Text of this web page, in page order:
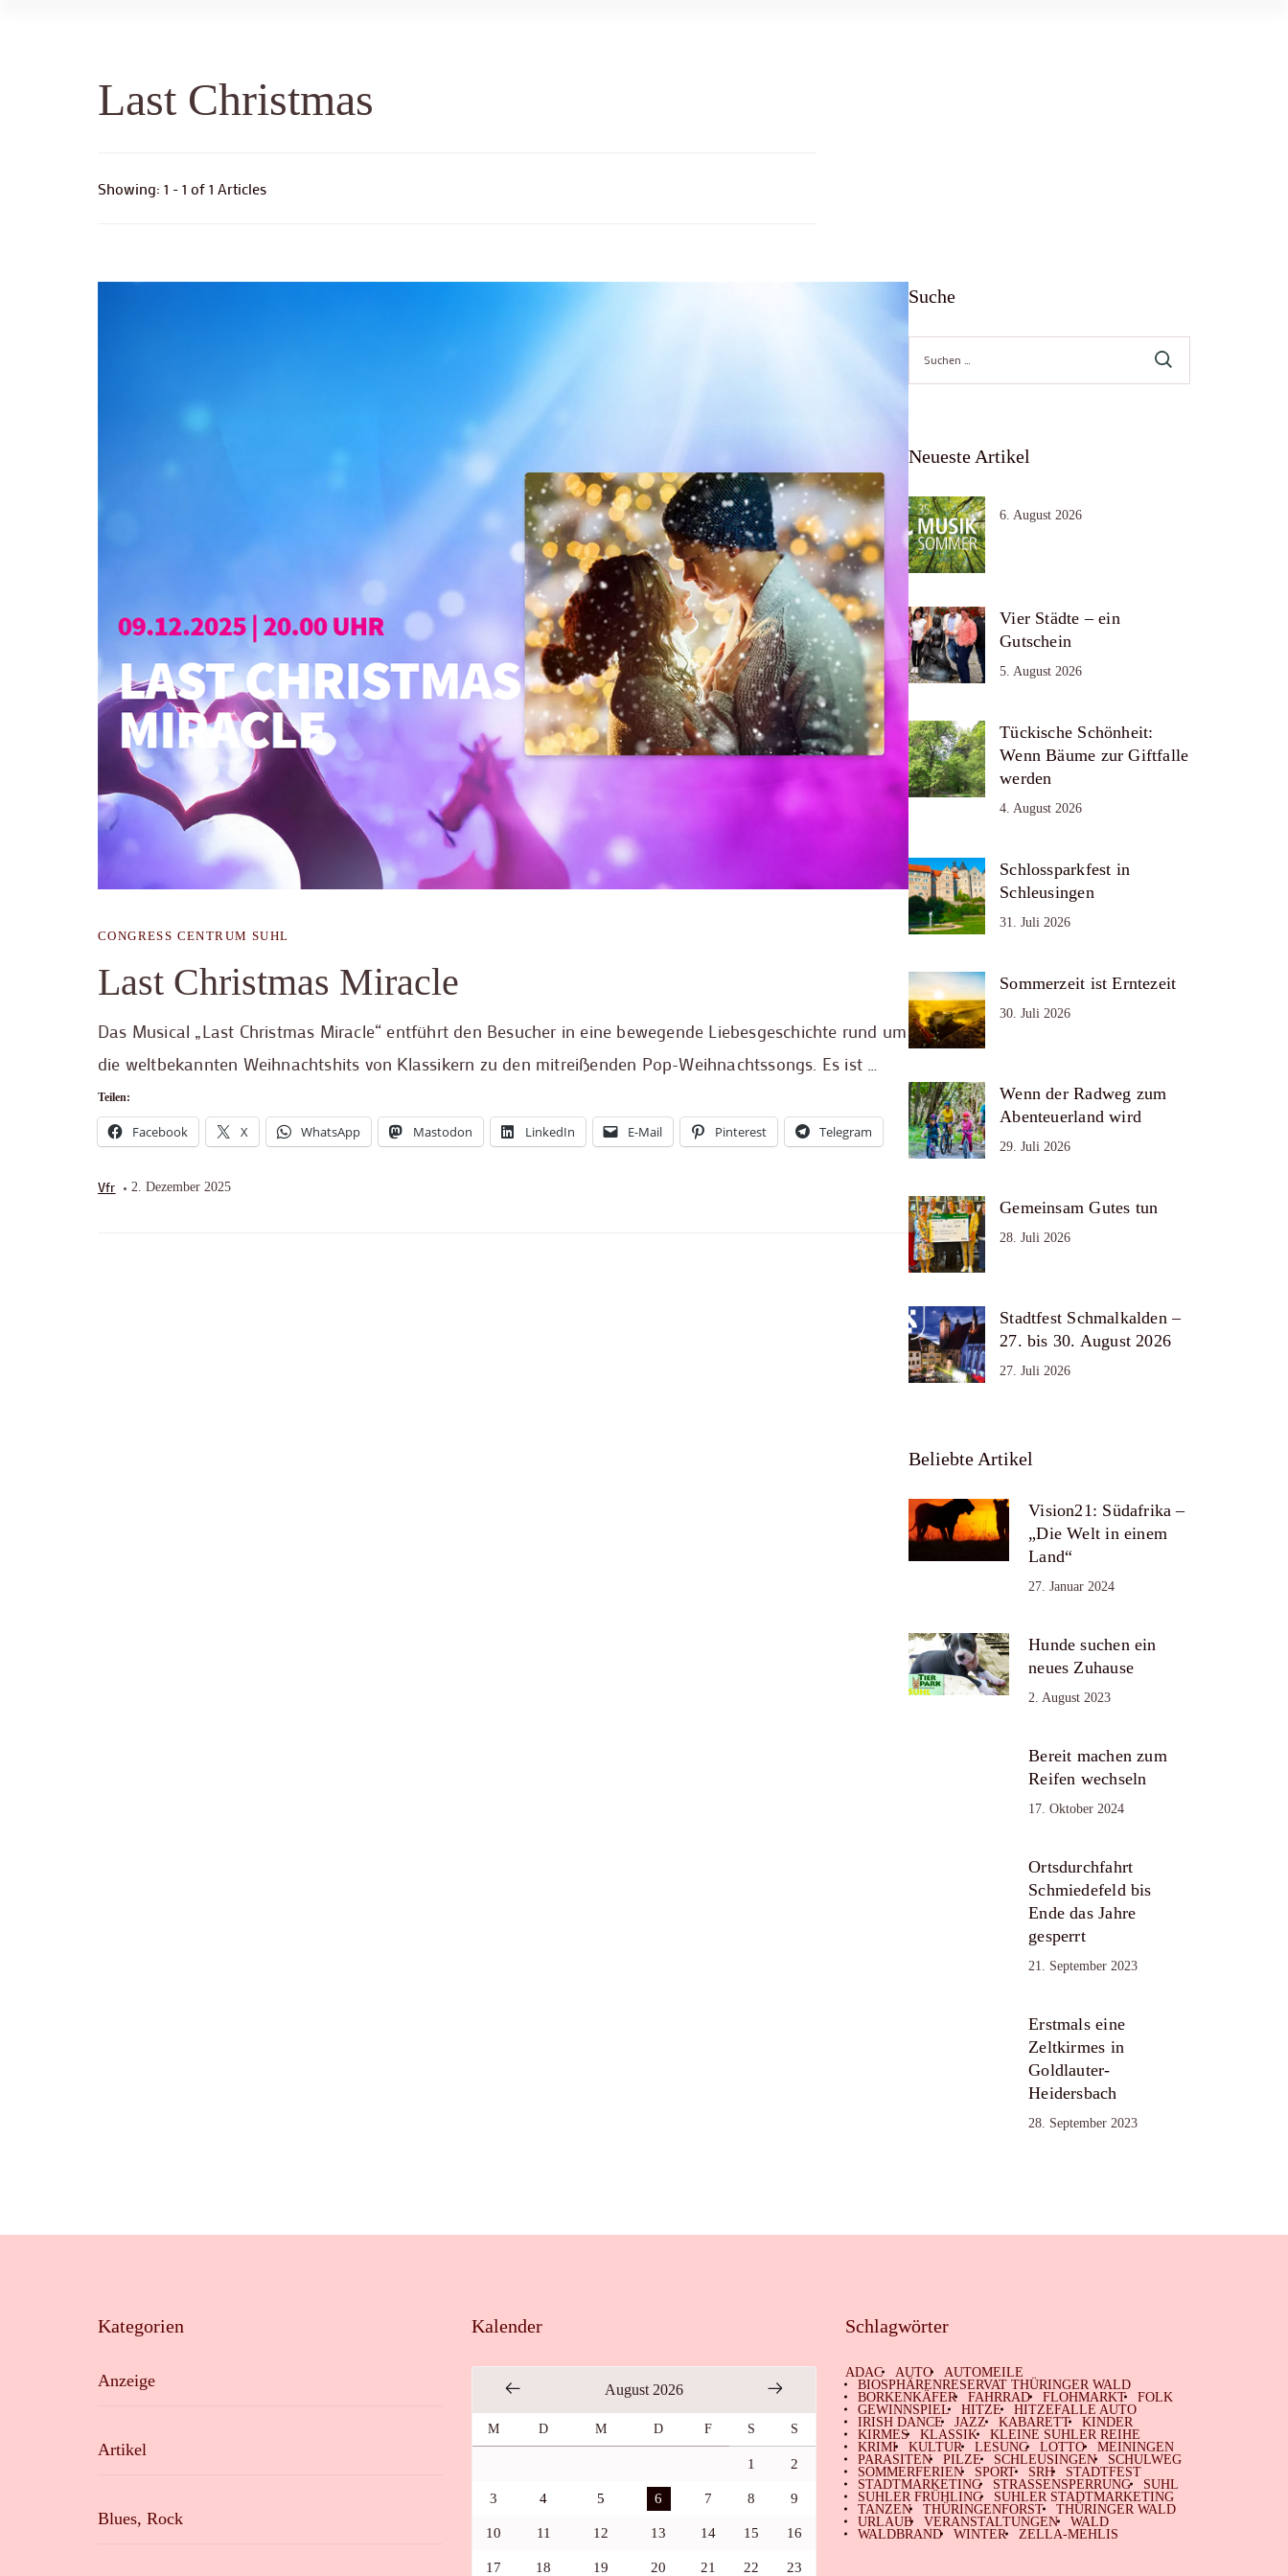
Last Christmas
Showing: 1 - 1 of 1 Articles
CONGRESS CENTRUM SUHL
Last Christmas Miracle
Das Musical „Last Christmas Miracle“ entführt den Besucher in eine bewegende Liebesgeschichte rund um
die weltbekannten Weihnachtshits von Klassikern zu den mitreißenden Pop-Weihnachtssongs. Es ist …
Teilen:
Facebook X WhatsApp Mastodon LinkedIn E-Mail Pinterest Telegram
Vfr 2. Dezember 2025
Suche
Suche
nach:
Neueste Artikel
6. August 2026
Vier Städte – ein
Gutschein
5. August 2026
Tückische Schönheit:
Wenn Bäume zur Giftfalle
werden
4. August 2026
Schlossparkfest in
Schleusingen
31. Juli 2026
Sommerzeit ist Erntezeit
30. Juli 2026
Wenn der Radweg zum
Abenteuerland wird
29. Juli 2026
Gemeinsam Gutes tun
28. Juli 2026
Stadtfest Schmalkalden –
27. bis 30. August 2026
27. Juli 2026
Beliebte Artikel
Vision21: Südafrika –
„Die Welt in einem
Land“
27. Januar 2024
Hunde suchen ein
neues Zuhause
2. August 2023
Bereit machen zum
Reifen wechseln
17. Oktober 2024
Ortsdurchfahrt
Schmiedefeld bis
Ende das Jahre
gesperrt
21. September 2023
Erstmals eine
Zeltkirmes in
Goldlauter-
Heidersbach
28. September 2023
Kategorien
Anzeige
Artikel
Blues, Rock
Kalender
August 2026
M D M D F S S
1 2
3 4 5 6 7 8 9
10 11 12 13 14 15 16
17 18 19 20 21 22 23
Schlagwörter
ADAC AUTO
AUTOMEILE
BIOSPHÄRENRESERVAT THÜRINGER WALD
BORKENKÄFER
FAHRRAD FLOHMARKT
FOLK
GEWINNSPIEL
HITZE
HITZEFALLE AUTO
IRISH DANCE
JAZZ KABARETT
KINDER
KIRMES
KLASSIK
KLEINE SUHLER REIHE
KRIMI
KULTUR LESUNG LOTTO
MEININGEN
PARASITEN
PILZE SCHLEUSINGEN
SCHULWEG
SOMMERFERIEN
SPORT SRH
STADTFEST
STADTMARKETING
STRASSENSPERRUNG
SUHL
SUHLER FRÜHLING
SUHLER STADTMARKETING
TANZEN
THÜRINGENFORST
THÜRINGER WALD
URLAUB
VERANSTALTUNGEN
WALD
WALDBRAND
WINTER ZELLA-MEHLIS